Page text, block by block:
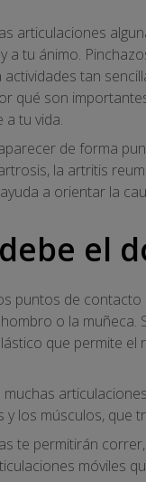
articulaciones
a tu ánimo.
tan
qué son
a tu vida.
de forma
la artritis
a orientar la
el
puntos de
o la
que permite el
y los músculos, que
te permitirán
móviles